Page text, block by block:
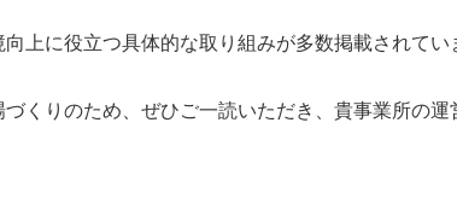
上に役立つ具体的な取り組みが多数掲載されてい
くりのため、ぜひご一読いただき、貴事業所の運